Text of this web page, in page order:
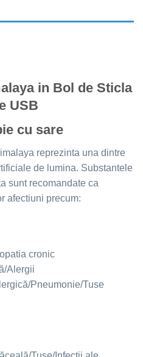
in Bol de Sticla
USB
cu sare
reprezinta una dintre
de lumina. Substantele
sunt recomandate ca
afectiuni precum:
cronic
Alergii
Pneumonie/Tuse